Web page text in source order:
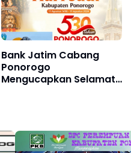
Bank Jatim Cabang
Ponorogo
Mengucapkan Selamat
Agustus 2026